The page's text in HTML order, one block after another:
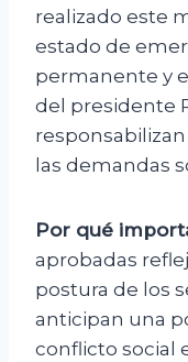
realizado este
estado de
permanente y
del presidente
las demandas
Por qué
aprobadas
postura de los
anticipan una
conflicto social